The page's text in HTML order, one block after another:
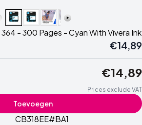
- 300 Pages - Cyan With Vivera Ink
€14,89
€14,89
Prices exclude VAT
Toevoegen
CB318EE#BA1